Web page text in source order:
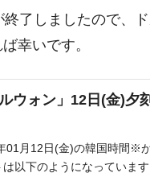
了しましたので、
幸いです。
ルウォン」12日(金)
01月12日(金)の韓国時間※
は以下のようになっていま